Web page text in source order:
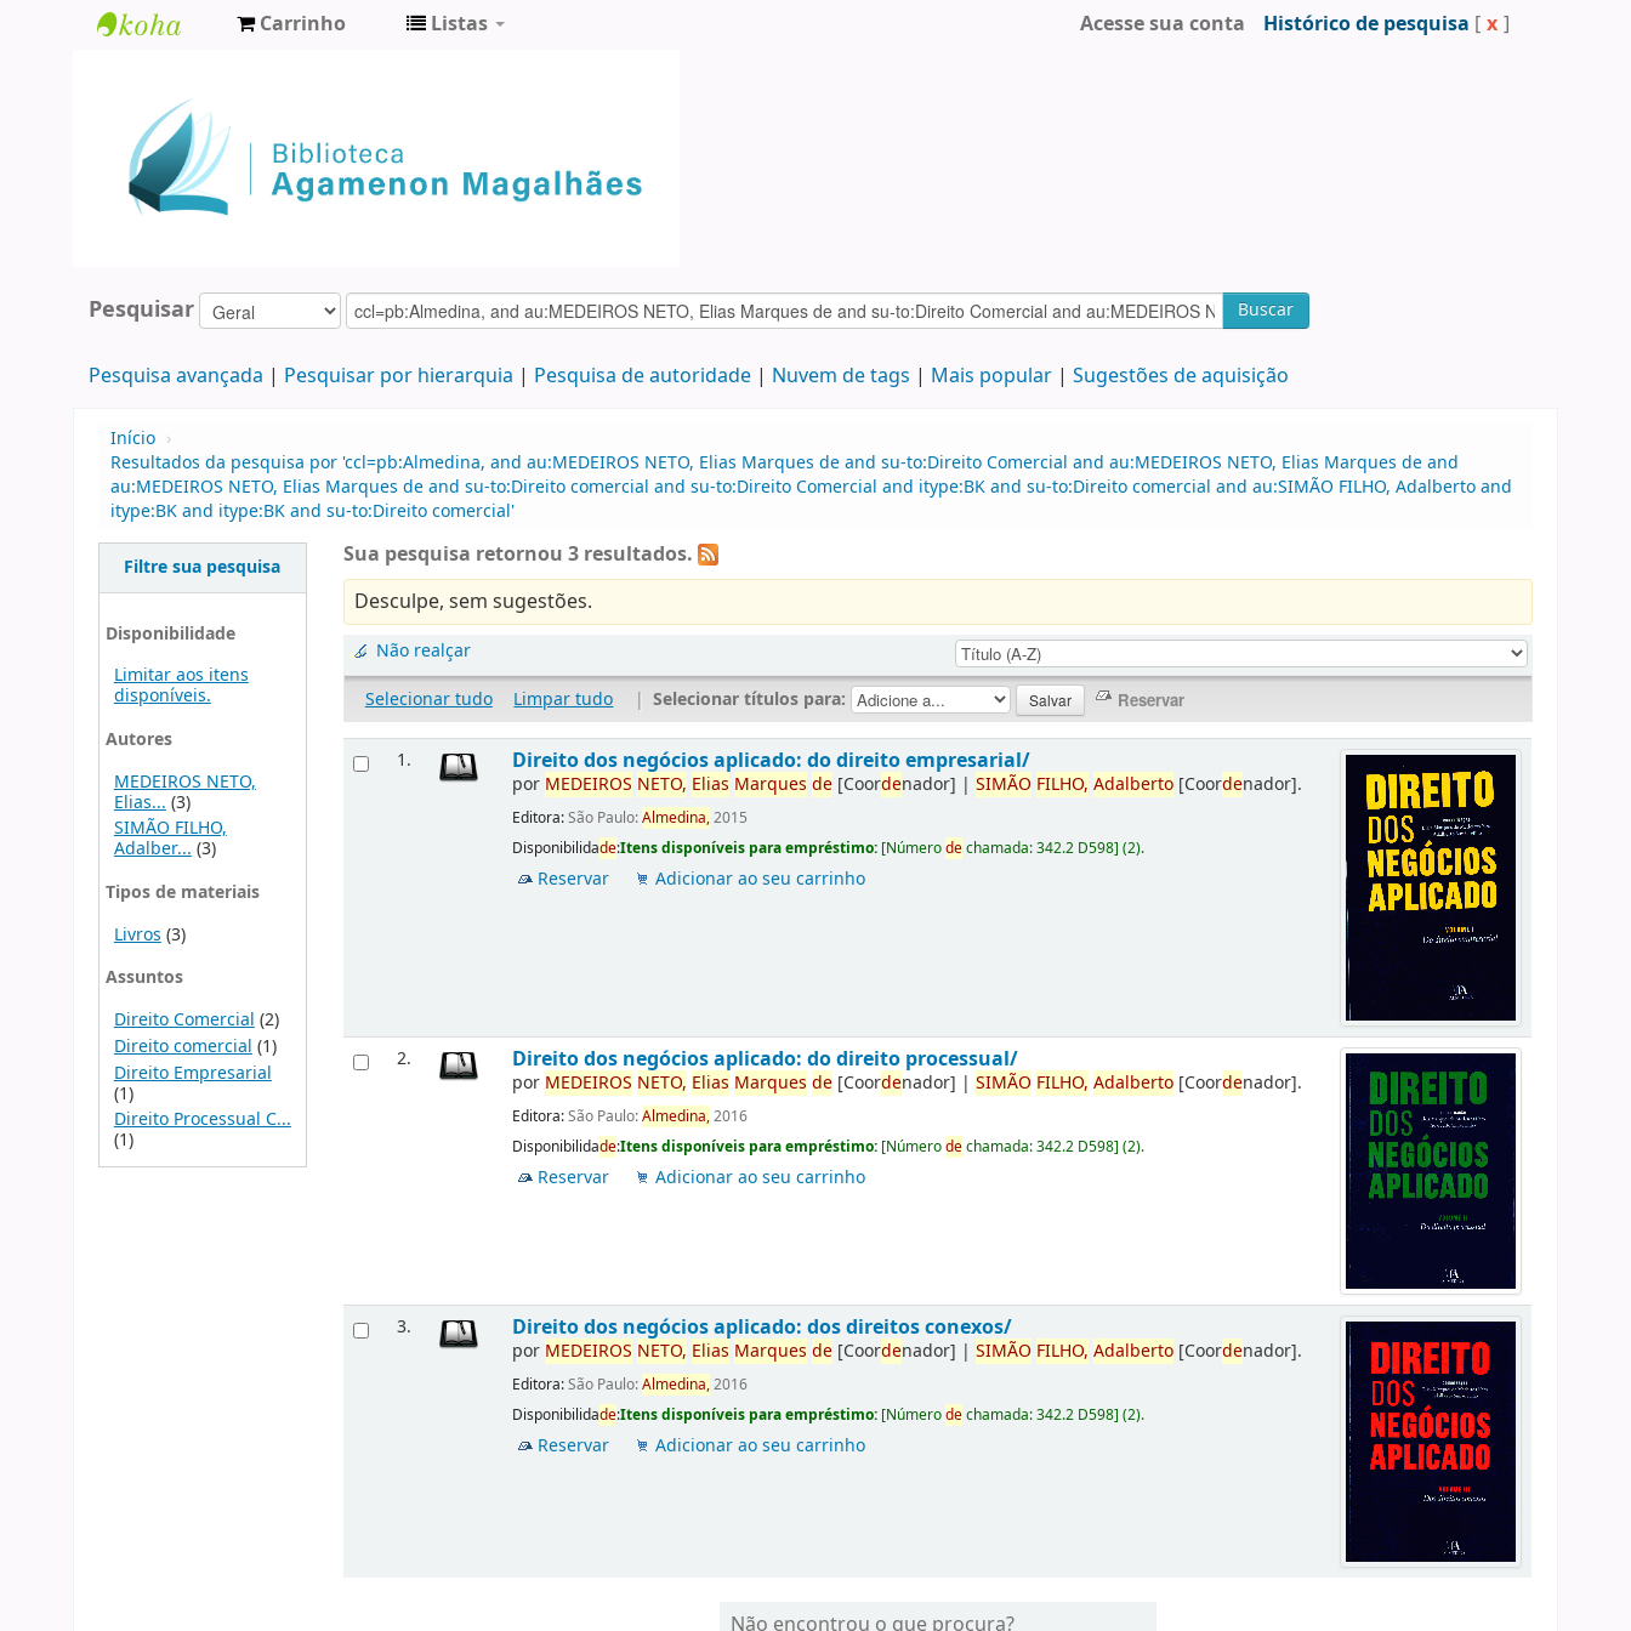
Agamenon
Magalhães
Carrinho Listas Acesse sua conta Histórico de pesquisa [ x ]
Pesquisar Buscar
Pesquisa avançada Pesquisar por hierarquia Pesquisa de autoridade Nuvem de tags Mais popular Sugestões de aquisição
Início ›
Resultados da pesquisa por 'ccl=pb:Almedina, and au:MEDEIROS NETO, Elias Marques de and su-to:Direito Comercial and au:MEDEIROS NETO, Elias Marques de and
au:MEDEIROS NETO, Elias Marques de and su-to:Direito comercial and su-to:Direito Comercial and itype:BK and su-to:Direito comercial and au:SIMÃO FILHO, Adalberto and
itype:BK and itype:BK and su-to:Direito comercial'
Filtre sua pesquisa
Disponibilidade
Limitar aos itens
disponíveis.
Autores
MEDEIROS NETO,
Elias... (3)
SIMÃO FILHO,
Adalber...(3)
Tipos de materiais
Livros (3)
Assuntos
Direito Comercial (2)
Direito comercial (1)
Direito Empresarial
(1)
Direito Processual C...
(1)
Sua pesquisa retornou 3 resultados.
Desculpe, sem sugestões.
Não realçar
Selecionar tudo
Limpar tudo | Selecionar títulos para:
1. Direito dos negócios aplicado: do direito empresarial/
por MEDEIROS NETO, Elias Marques de [Coordenador] |SIMÃO FILHO, Adalberto [Coordenador].
Editora:São Paulo:Almedina,2015
Disponibilidade:Itens disponíveis para empréstimo: [Númerodechamada:342.2 D598](2).
Reservar Adicionar ao seu carrinho
2. Direito dos negócios aplicado: do direito processual/
por MEDEIROS NETO, Elias Marques de [Coordenador] |SIMÃO FILHO, Adalberto [Coordenador].
Editora:São Paulo:Almedina,2016
Disponibilidade:Itens disponíveis para empréstimo: [Númerodechamada:342.2 D598](2).
Reservar Adicionar ao seu carrinho
3. Direito dos negócios aplicado: dos direitos conexos/
por MEDEIROS NETO, Elias Marques de [Coordenador] |SIMÃO FILHO, Adalberto [Coordenador].
Editora:São Paulo:Almedina,2016
Disponibilidade:Itens disponíveis para empréstimo: [Númerodechamada:342.2 D598](2).
Reservar Adicionar ao seu carrinho